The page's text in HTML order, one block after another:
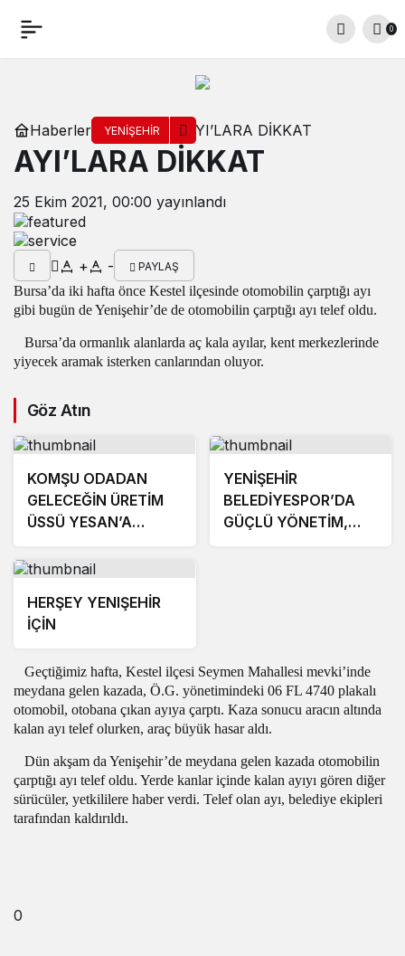
0
Haberler YENIŞEHIR AYI’LARA DİKKAT
AYI’LARA DİKKAT
25 Ekim 2021, 00:00 yayınlandı
+ - PAYLAŞ
Bursa’da iki hafta önce Kestel ilçesinde otomobilin çarptığı ayı
gibi bugün de Yenişehir’de de otomobilin çarptığı ayı telef oldu.
Bursa’da ormanlık alanlarda aç kala ayılar, kent merkezlerinde
yiyecek aramak isterken canlarından oluyor.
Göz Atın
KOMŞU ODADAN
GELECEĞİN ÜRETİM
ÜSSÜ YESAN’A
YENİŞEHİR
BELEDİYESPOR’DA
GÜÇLÜ YÖNETİM,
HERŞEY YENIŞEHİR
İÇİN
Geçtiğimiz hafta, Kestel ilçesi Seymen Mahallesi mevki’inde
meydana gelen kazada, Ö.G. yönetimindeki 06 FL 4740 plakalı
otomobil, otobana çıkan ayıya çarptı. Kaza sonucu aracın altında
kalan ayı telef olurken, araç büyük hasar aldı.
Dün akşam da Yenişehir’de meydana gelen kazada otomobilin
çarptığı ayı telef oldu. Yerde kanlar içinde kalan ayıyı gören diğer
sürücüler, yetkililere haber verdi. Telef olan ayı, belediye ekipleri
tarafından kaldırıldı.
0